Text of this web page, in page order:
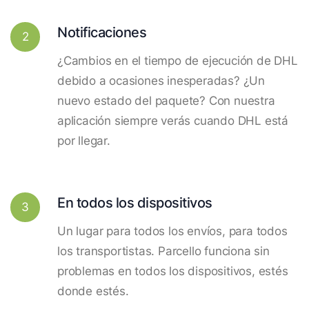
2 Notificaciones
¿Cambios en el tiempo de ejecución de DHL
debido a ocasiones inesperadas? ¿Un
nuevo estado del paquete? Con nuestra
aplicación siempre verás cuando DHL está
por llegar.
3 En todos los dispositivos
Un lugar para todos los envíos, para todos
los transportistas. Parcello funciona sin
problemas en todos los dispositivos, estés
donde estés.